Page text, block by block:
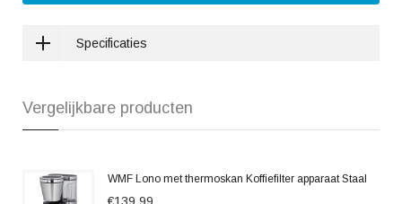
Specificaties
Vergelijkbare producten
WMF Lono met thermoskan Koffiefilter apparaat Staal